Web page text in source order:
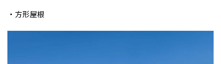
・方形屋根